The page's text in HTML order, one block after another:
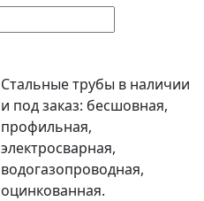
Стальные трубы в наличии
и под заказ: бесшовная,
профильная,
электросварная,
водогазопроводная,
оцинкованная.